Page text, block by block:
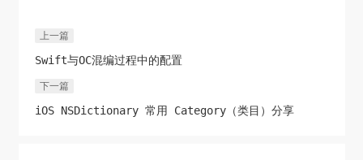
上一篇
Swift与OC混编过程中的配置
下一篇
iOS NSDictionary 常用 Category（类目）分享